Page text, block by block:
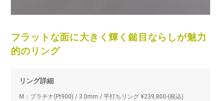
フラットな面に大きく輝く鎚目ならしが魅力
的のリング
リング詳細
M：プラチナ(Pt900) / 3.0mm / 平打ちリング ¥239,800-(税込)